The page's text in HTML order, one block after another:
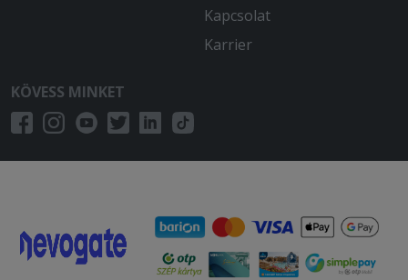
Kapcsolat
Karrier
KÖVESS MINKET